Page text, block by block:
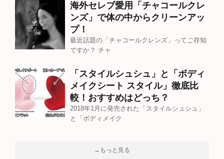
海外セレブ愛用「チャコールクレ
ンズ」で体の中からクリーンアッ
プ！
最近話題の「チャコールクレンズ」ってご存知
ですか？ チャ
「スタイルシュシュ」と「ボディ
メイクシート スタイル」徹底比
較！おすすめはどっち？
2018年1月に発売された「スタイルシュシュ」
と「ボディメイク
→もっと見る